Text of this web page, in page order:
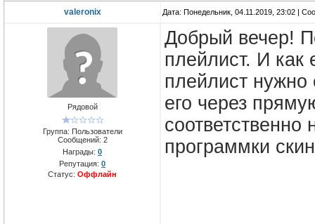
valeronix Дата: Понедельник, 04.11.2019, 23:02 |
Рядовой
Группа: Пользователи
Сообщений: 2
Награды: 0
Репутация: 0
Статус: Оффлайн
Добрый вечер!
плейлист. И как
плейлист нужно
его через
программки